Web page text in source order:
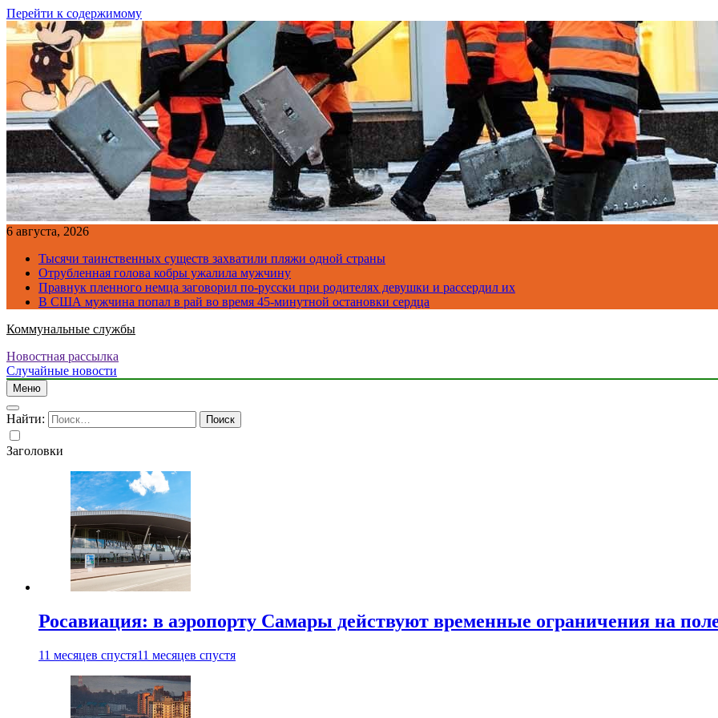
Перейти к содержимому
6 августа, 2026
Тысячи таинственных существ захватили пляжи одной страны
Отрубленная голова кобры ужалила мужчину
Правнук пленного немца заговорил по-русски при родителях девушки и рассердил их
В США мужчина попал в рай во время 45-минутной остановки сердца
Коммунальные службы
Новостная рассылка
Случайные новости
Меню
Найти:
Заголовки
Росавиация: в аэропорту Самары действуют временные ограничения на
11 месяцев спустя11 месяцев спустя